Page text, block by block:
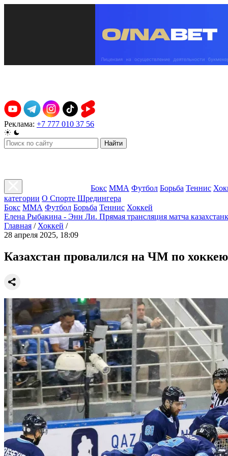
Реклама: +7 777 010 37 56
Найти
Бокс ММА Футбол Борьба Теннис
категории О Спорте Шредингера
Бокс ММА Футбол Борьба Теннис Хоккей
Елена Рыбакина - Энн Ли. Прямая трансляция матча
Главная / Хоккей /
28 апреля 2025, 18:09
Казахстан провалился на ЧМ по